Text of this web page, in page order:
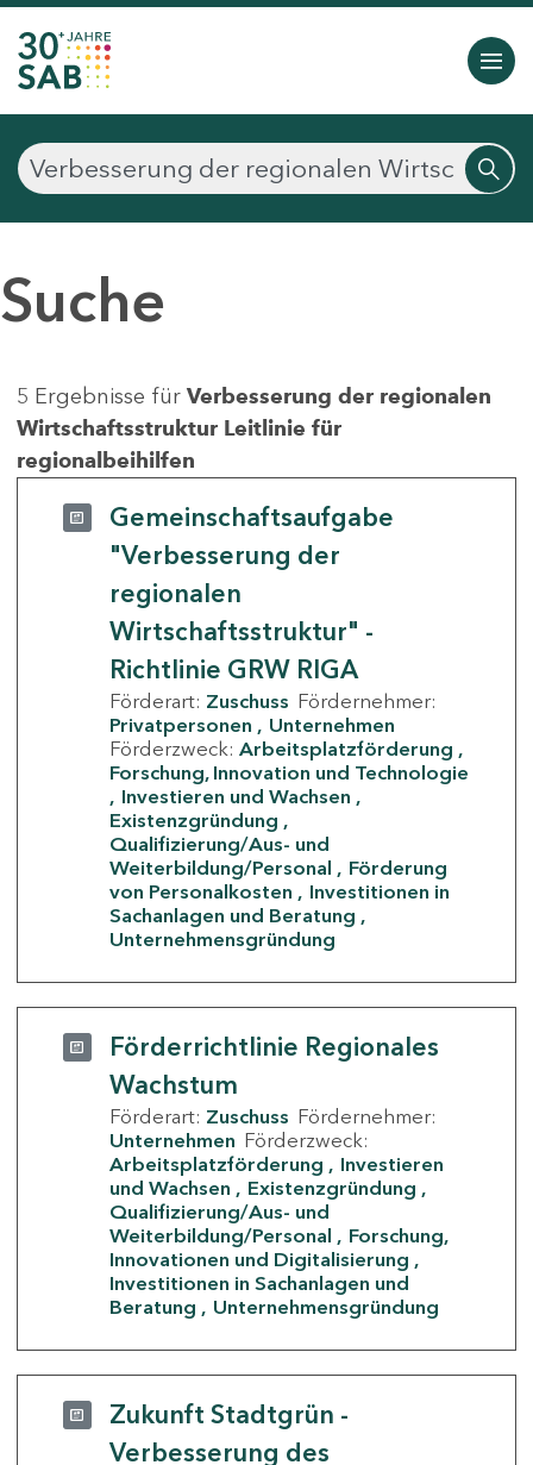
Suche
5 Ergebnisse für Verbesserung der regionalen
Wirtschaftsstruktur Leitlinie für
regionalbeihilfen
Gemeinschaftsaufgabe
"Verbesserung der
regionalen
Wirtschaftsstruktur" -
Richtlinie GRW RIGA
Förderart: Zuschuss Fördernehmer:
Privatpersonen
Unternehmen
Förderzweck: Arbeitsplatzförderung
Forschung, Innovation und Technologie
Investieren und Wachsen
Existenzgründung
Qualifizierung/Aus- und
Weiterbildung/Personal
Förderung
von Personalkosten
Investitionen in
Sachanlagen und Beratung
Unternehmensgründung
Förderrichtlinie Regionales
Wachstum
Förderart: Zuschuss Fördernehmer:
Unternehmen Förderzweck:
Arbeitsplatzförderung
Investieren
und Wachsen
Existenzgründung
Qualifizierung/Aus- und
Weiterbildung/Personal
Forschung,
Innovationen und Digitalisierung
Investitionen in Sachanlagen und
Beratung
Unternehmensgründung
Zukunft Stadtgrün -
Verbesserung des